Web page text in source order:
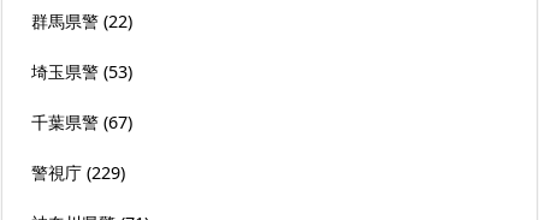
群馬県警 (22)
埼玉県警 (53)
千葉県警 (67)
警視庁 (229)